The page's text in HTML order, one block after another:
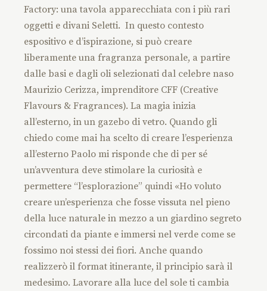
Factory: una tavola apparecchiata con i più rari
oggetti e divani Seletti. In questo contesto
espositivo e d’ispirazione, si può creare
liberamente una fragranza personale, a partire
dalle basi e dagli oli selezionati dal celebre naso
Maurizio Cerizza, imprenditore CFF (Creative
Flavours & Fragrances). La magia inizia
all’esterno, in un gazebo di vetro. Quando gli
chiedo come mai ha scelto di creare l’esperienza
all’esterno Paolo mi risponde che di per sé
un’avventura deve stimolare la curiosità e
permettere “l’esplorazione” quindi «Ho voluto
creare un’esperienza che fosse vissuta nel pieno
della luce naturale in mezzo a un giardino segreto
circondati da piante e immersi nel verde come se
fossimo noi stessi dei fiori. Anche quando
realizzerò il format itinerante, il principio sarà il
medesimo. Lavorare alla luce del sole ti cambia